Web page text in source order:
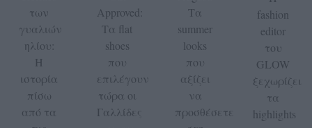
των
γυαλιών
ηλίου:
Η
ιστορία
πίσω
από τα
Approved:
Τα flat
shoes
που
επιλέγουν
τώρα οι
Γαλλίδες
Τα
summer
looks
που
αξίζει
να
προσθέσετε
fashion
editor
του
GLOW
ξεχωρίζει
τα
highlights